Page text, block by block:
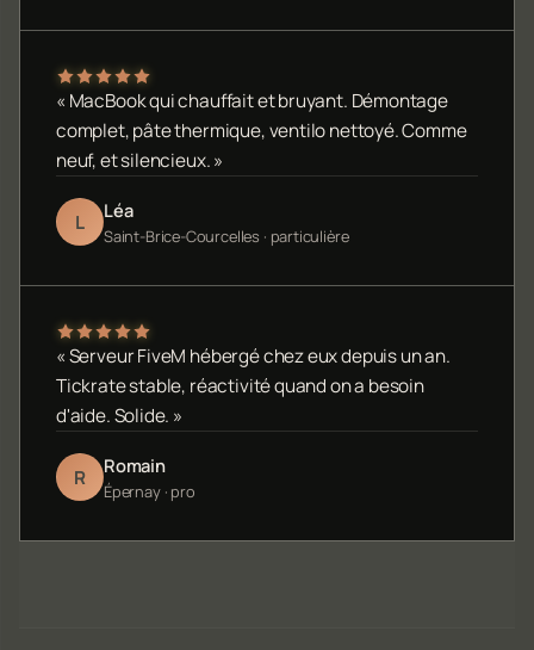
« MacBook qui chauffait et bruyant. Démontage
complet, pâte thermique, ventilo nettoyé. Comme
neuf, et silencieux. »
L Léa
Saint-Brice-Courcelles · particulière
« Serveur FiveM hébergé chez eux depuis un an.
Tickrate stable, réactivité quand on a besoin
d'aide. Solide. »
R Romain
Épernay · pro